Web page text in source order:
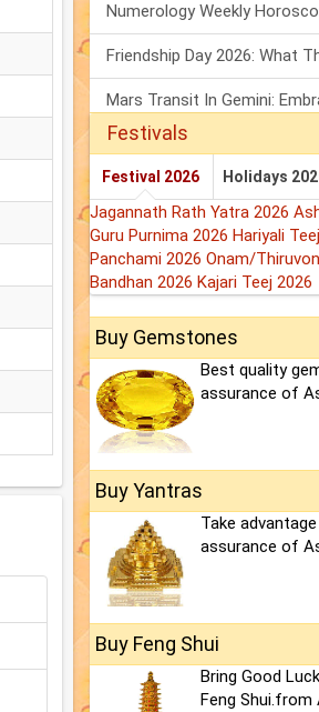
Festivals
Festival 2026 Holidays
Jagannath Rath Yatra 2026
Guru Purnima 2026 Hariyali
Panchami 2026 Onam/
Bandhan 2026 Kajari Teej 2026
Buy Gemstones
Best quality
assurance of
Buy Yantras
Take
assurance of
Buy Feng Shui
Bring Good
Feng